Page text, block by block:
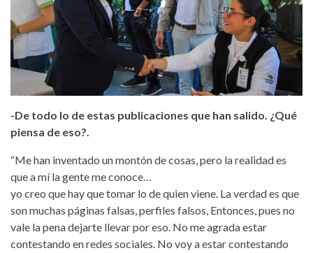
-De todo lo de estas publicaciones que han salido. ¿Qué
piensa de eso?.
“Me han inventado un montón de cosas, pero la realidad es
que a mí la gente me conoce…
yo creo que hay que tomar lo de quien viene. La verdad es que
son muchas páginas falsas, perfiles falsos, Entonces, pues no
vale la pena dejarte llevar por eso. No me agrada estar
contestando en redes sociales. No voy a estar contestando